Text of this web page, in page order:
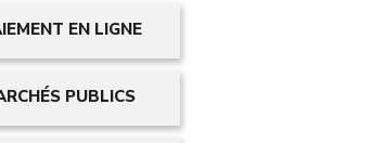
EN LIGNE
PUBLICS